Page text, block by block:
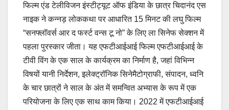
फिल्म एंड टेलीविजन इंस्टीट्यूट ऑफ इंडिया के छात्र चिदानंद एस
नाइक ने कन्नड़ लोककथा पर आधारित 15 मिनट की लघु फिल्म
“सनफ्लॉवर्स आर द फर्स्ट वन्स टू नो” के लिए ला सिनेफ सेक्शन में
पहला पुरस्कार जीता। यह एफटीआईआई फिल्म एफटीआईआई के
टीवी विंग के एक साल के कार्यक्रम का निर्माण है, जहां विभिन्न
विषयों यानी निर्देशन, इलेक्ट्रॉनिक सिनेमैटोग्राफी, संपादन, ध्वनि
के चार छात्रों ने साल के अंत में समन्वित अभ्यास के रूप में एक
परियोजना के लिए एक साथ काम किया। 2022 में एफटीआईआई